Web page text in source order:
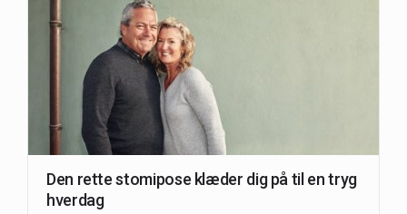
Den rette stomipose klæder dig på til en tryg
hverdag